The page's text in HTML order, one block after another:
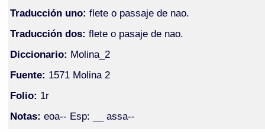
Traducción uno: flete o passaje de nao.
Traducción dos: flete o pasaje de nao.
Diccionario: Molina_2
Fuente: 1571 Molina 2
Folio: 1r
Notas: eoa-- Esp: __ assa--